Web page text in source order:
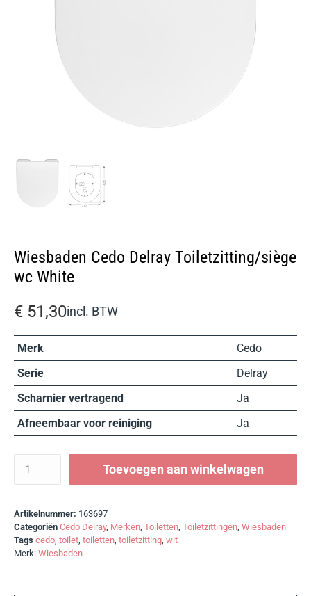
Wiesbaden Cedo Delray Toiletzitting/siège
wc White
€ 51,30incl. BTW
Merk
Cedo
Serie
Delray
Scharnier vertragend
Ja
Afneembaar voor reiniging
Ja
Toevoegen aan winkelwagen
Artikelnummer: 163697
Categoriën Cedo Delray, Merken, Toiletten, Toiletzittingen, Wiesbaden
Tags cedo, toilet, toiletten, toiletzitting, wit
Merk: Wiesbaden